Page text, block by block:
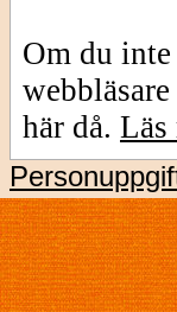
Om du
här då. Läs